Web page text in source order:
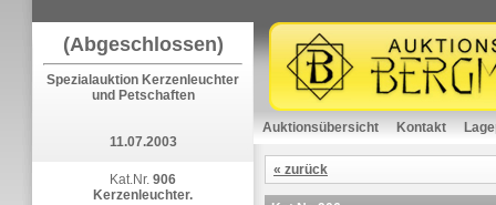
(Abgeschlossen)
Spezialauktion Kerzenleuchter
und Petschaften
11.07.2003
Kat.Nr. 906
Kerzenleuchter.
Auktionsübersicht Kontakt
« zurück